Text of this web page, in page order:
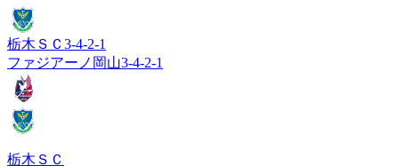
栃木ＳＣ 3-4-2-1
ファジアーノ岡山3-4-2-1
栃木ＳＣ